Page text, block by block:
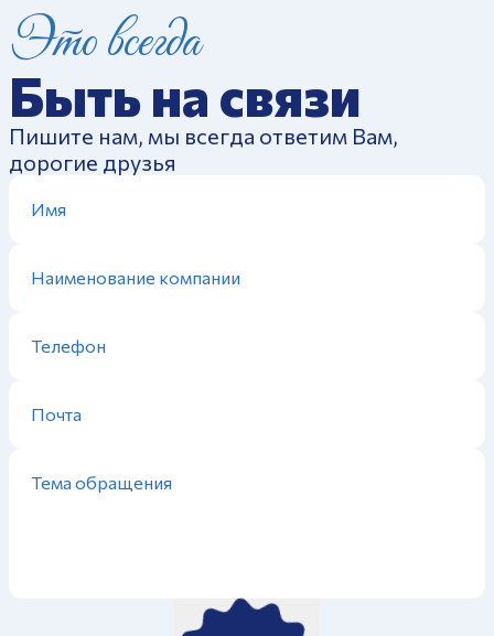
Это всегда
Быть на связи
Пишите нам, мы всегда ответим Вам,
дорогие друзья